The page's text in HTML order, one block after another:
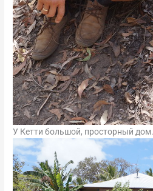
У Кетти большой, просторный дом.